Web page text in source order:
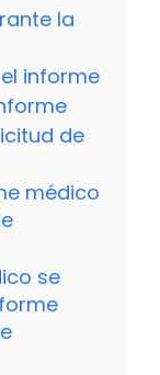
la
informe
de
médico
se